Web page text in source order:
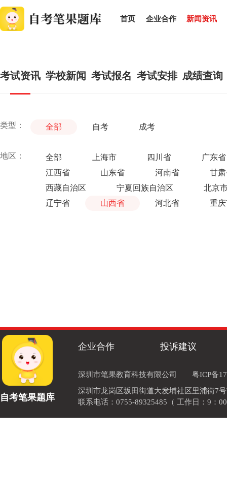
首页 企业合作 新闻资讯
考试资讯 学校新闻 考试报名 考试安排 成绩查询
类型： 全部 自考 成考
地区： 全部 上海市 四川省
广东省
江西省
山东省 河南省
甘
西藏自治区
宁夏回族自治区
北京
辽宁省
山西省 河北省 重
自考笔果题库
企业合作 投诉建议
深圳市笔果教育科技有限公司
粤ICP备
深圳市龙岗区坂田街道大发埔社区里浦街7
联系电话：0755-89325485（ 工作日：9：